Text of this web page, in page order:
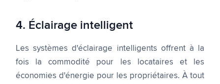
4. Éclairage intelligent
Les systèmes d'éclairage intelligents offrent à la
fois la commodité pour les locataires et les
économies d'énergie pour les propriétaires. À tout